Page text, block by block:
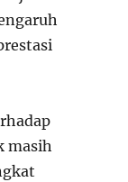
masih